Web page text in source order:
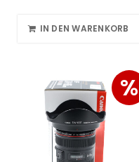
IN DEN WARENKORB
%